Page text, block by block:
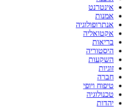
אינטרנט
אמנות
אנתרופולוגיה
אקטואליה
בריאות
היסטוריה
השקעות
זוגיות
חברה
טיפוח ויופי
טכנולוגיה
יהדות